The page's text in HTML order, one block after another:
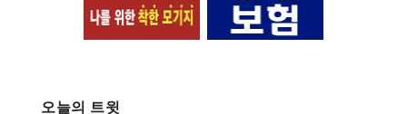
오늘의 트윗